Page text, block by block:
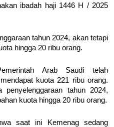
ibadah haji 1446 H / 2025
tahun 2024, akan tetapi
hingga 20 ribu orang.
Arab Saudi telah
kuota 221 ribu orang.
tahun 2024,
kuota hingga 20 ribu orang.
saat ini Kemenag sedang